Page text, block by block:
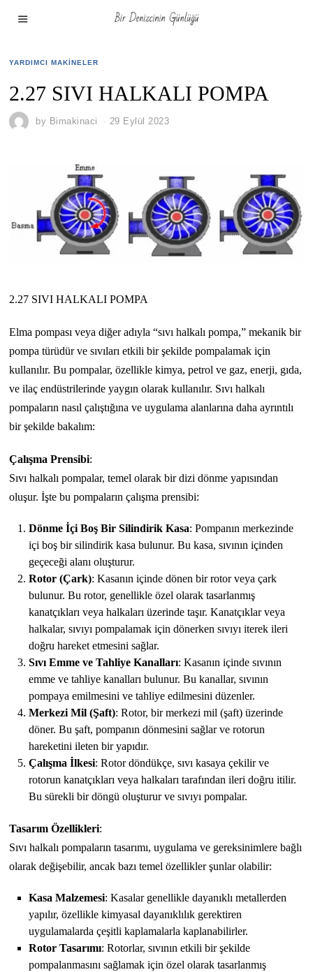
YARDIMCI MAKINELER
2.27 SIVI HALKALI POMPA
by Bimakinaci 29 Eylül 2023
2.27 SIVI HALKALI POMPA
Elma pompası veya diğer adıyla “sıvı halkalı pompa,” mekanik bir
pompa türüdür ve sıvıları etkili bir şekilde pompalamak için
kullanılır. Bu pompalar, özellikle kimya, petrol ve gaz, enerji, gıda,
ve ilaç endüstrilerinde yaygın olarak kullanılır. Sıvı halkalı
pompaların nasıl çalıştığına ve uygulama alanlarına daha ayrıntılı
bir şekilde bakalım:
Çalışma Prensibi:
Sıvı halkalı pompalar, temel olarak bir dizi dönme yapısından
oluşur. İşte bu pompaların çalışma prensibi:
Dönme İçi Boş Bir Silindirik Kasa: Pompanın merkezinde
içi boş bir silindirik kasa bulunur. Bu kasa, sıvının içinden
geçeceği alanı oluşturur.
Rotor (Çark): Kasanın içinde dönen bir rotor veya çark
bulunur. Bu rotor, genellikle özel olarak tasarlanmış
kanatçıkları veya halkaları üzerinde taşır. Kanatçıklar veya
halkalar, sıvıyı pompalamak için dönerken sıvıyı iterek ileri
doğru hareket etmesini sağlar.
Sıvı Emme ve Tahliye Kanalları: Kasanın içinde sıvının
emme ve tahliye kanalları bulunur. Bu kanallar, sıvının
pompaya emilmesini ve tahliye edilmesini düzenler.
Merkezi Mil (Şaft): Rotor, bir merkezi mil (şaft) üzerinde
döner. Bu şaft, pompanın dönmesini sağlar ve rotorun
hareketini ileten bir yapıdır.
Çalışma İlkesi: Rotor döndükçe, sıvı kasaya çekilir ve
rotorun kanatçıkları veya halkaları tarafından ileri doğru itilir.
Bu sürekli bir döngü oluşturur ve sıvıyı pompalar.
Tasarım Özellikleri:
Sıvı halkalı pompaların tasarımı, uygulama ve gereksinimlere bağlı
olarak değişebilir, ancak bazı temel özellikler şunlar olabilir:
Kasa Malzemesi: Kasalar genellikle dayanıklı metallerden
yapılır, özellikle kimyasal dayanıklılık gerektiren
uygulamalarda çeşitli kaplamalarla kaplanabilirler.
Rotor Tasarımı: Rotorlar, sıvının etkili bir şekilde
pompalanmasını sağlamak için özel olarak tasarlanmış